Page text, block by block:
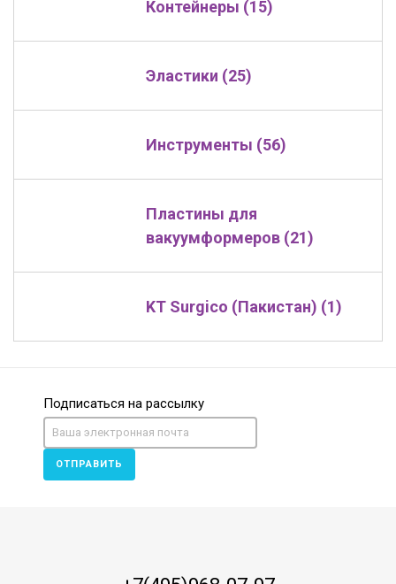
Контейнеры (15)
Эластики (25)
Инструменты (56)
Пластины для
вакуумформеров (21)
KT Surgico (Пакистан) (1)
Подписаться на рассылку
ОТПРАВИТЬ